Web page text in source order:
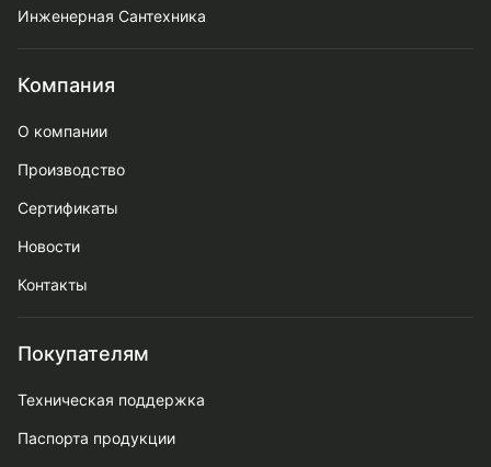
Инженерная Сантехника
Компания
О компании
Производство
Сертификаты
Новости
Контакты
Покупателям
Техническая поддержка
Паспорта продукции